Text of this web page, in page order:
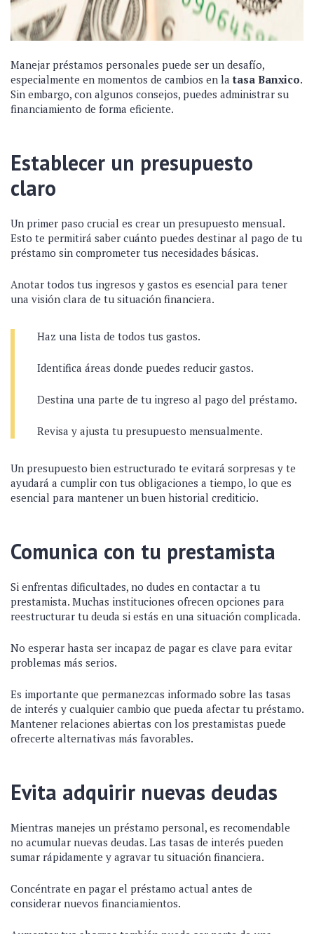
Manejar préstamos personales puede ser un desafío,
especialmente en momentos de cambios en latasa Banxico.
Sin embargo, con algunos consejos, puedes administrar su
financiamiento de forma eficiente.
Establecer un presupuesto
claro
Un primer paso crucial es crear un presupuesto mensual.
Esto te permitirá saber cuánto puedes destinar al pago de tu
préstamo sin comprometer tus necesidades básicas.
Anotar todos tus ingresos y gastos es esencial para tener
una visión clara de tu situación financiera.
Haz una lista de todos tus gastos.
Identifica áreas donde puedes reducir gastos.
Destina una parte de tu ingreso al pago del préstamo.
Revisa y ajusta tu presupuesto mensualmente.
Un presupuesto bien estructurado te evitará sorpresas y te
ayudará a cumplir con tus obligaciones a tiempo, lo que es
esencial para mantener un buen historial crediticio.
Comunica con tu prestamista
Si enfrentas dificultades, no dudes en contactar a tu
prestamista. Muchas instituciones ofrecen opciones para
reestructurar tu deuda si estás en una situación complicada.
No esperar hasta ser incapaz de pagar es clave para evitar
problemas más serios.
Es importante que permanezcas informado sobre las tasas
de interés y cualquier cambio que pueda afectar tu préstamo.
Mantener relaciones abiertas con los prestamistas puede
ofrecerte alternativas más favorables.
Evita adquirir nuevas deudas
Mientras manejes un préstamo personal, es recomendable
no acumular nuevas deudas. Las tasas de interés pueden
sumar rápidamente y agravar tu situación financiera.
Concéntrate en pagar el préstamo actual antes de
considerar nuevos financiamientos.